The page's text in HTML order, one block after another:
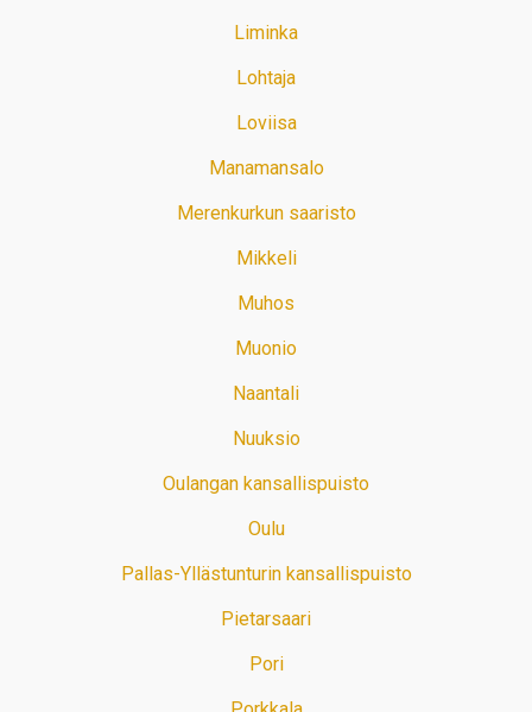
Liminka
Lohtaja
Loviisa
Manamansalo
Merenkurkun saaristo
Mikkeli
Muhos
Muonio
Naantali
Nuuksio
Oulangan kansallispuisto
Oulu
Pallas-Yllästunturin kansallispuisto
Pietarsaari
Pori